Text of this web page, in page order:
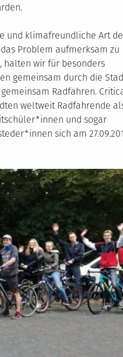
und klimafreundliche Art
Problem aufmerksam zu
halten wir für besonders
gemeinsam durch die
Radfahren.
weltweit Radfahrende
und sogar
sich am